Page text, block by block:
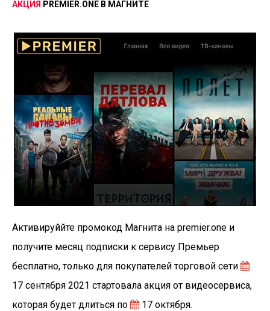
АКЦИЯ PREMIER.ONE В МАГНИТЕ
Активируййте промокод Магнита на premier.one и
получите месяц подписки к сервису Премьер
бесплатно, только для покупателей торговой сети
17 сентября 2021 стартовала акция от видеосервиса,
которая будет длиться по
17 октября.